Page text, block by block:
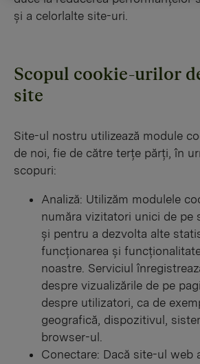
și a celorlalte site-uri.
Scopul cookie-urilor
site
Site-ul nostru utilizează module
de noi, fie de către terțe părți, în
scopuri:
Analiză: Utilizăm modulele
număra vizitatori unici de pe
și pentru a dezvolta alte
funcționarea și
noastre. Serviciul
despre vizualizările de pe
despre utilizatori, ca de
geografică, dispozitivul,
browser-ul.
Conectare: Dacă site-ul web